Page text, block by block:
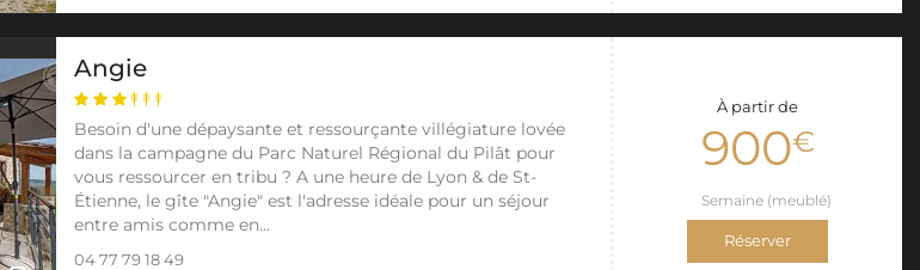
Angie
Besoin d'une dépaysante et ressourçante villégiature lovée
dans la campagne du Parc Naturel Régional du Pilât pour
vous ressourcer en tribu ? A une heure de Lyon & de St-
Étienne, le gîte "Angie" est l'adresse idéale pour un séjour
entre amis comme en...
04 77 79 18 49
À partir de
900€
Semaine (meublé)
Réserver